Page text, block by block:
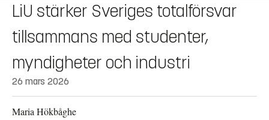
LiU stärker Sveriges totalförsvar
tillsammans med studenter,
myndigheter och industri
26 mars 2026
Maria Hökbåghe